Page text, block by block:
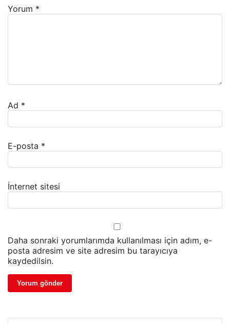
Yorum *
Ad *
E-posta *
İnternet sitesi
Daha sonraki yorumlarımda kullanılması için adım, e-
posta adresim ve site adresim bu tarayıcıya
kaydedilsin.